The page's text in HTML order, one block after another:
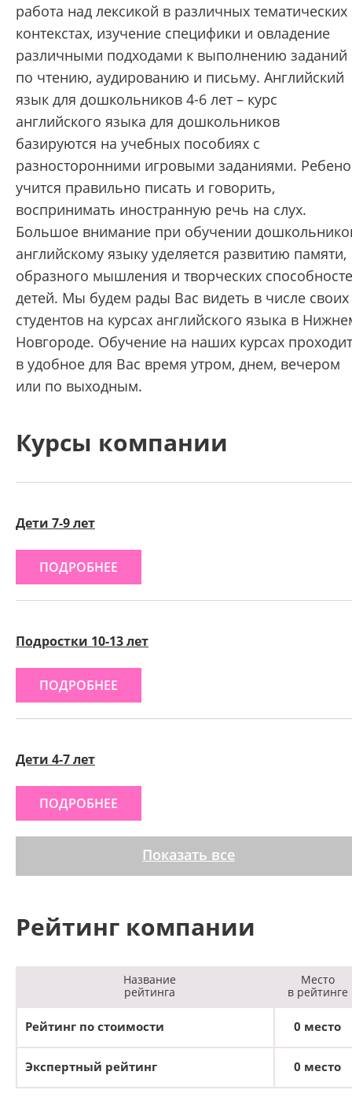
работа над лексикой в различных тематических
контекстах, изучение специфики и овладение
различными подходами к выполнению заданий
по чтению, аудированию и письму. Английский
язык для дошкольников 4-6 лет – курс
английского языка для дошкольников
базируются на учебных пособиях с
разносторонними игровыми заданиями.
учится правильно писать и говорить,
воспринимать иностранную речь на слух.
Большое внимание при обучении
английскому языку уделяется развитию памяти,
образного мышления и творческих
детей. Мы будем рады Вас видеть в числе своих
студентов на курсах английского языка в
Новгороде. Обучение на наших курсах проходит
в удобное для Вас время утром, днем, вечером
или по выходным.
Курсы компании
Дети 7-9 лет
ПОДРОБНЕЕ
Подростки 10-13 лет
ПОДРОБНЕЕ
Дети 4-7 лет
ПОДРОБНЕЕ
Показать все
Рейтинг компании
Название
рейтинга
Место
в рейтинге
Рейтинг по стоимости 0 место
Экспертный рейтинг 0 место